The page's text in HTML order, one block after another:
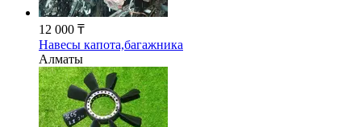
12 000 ₸
Навесы капота,багажника
Алматы